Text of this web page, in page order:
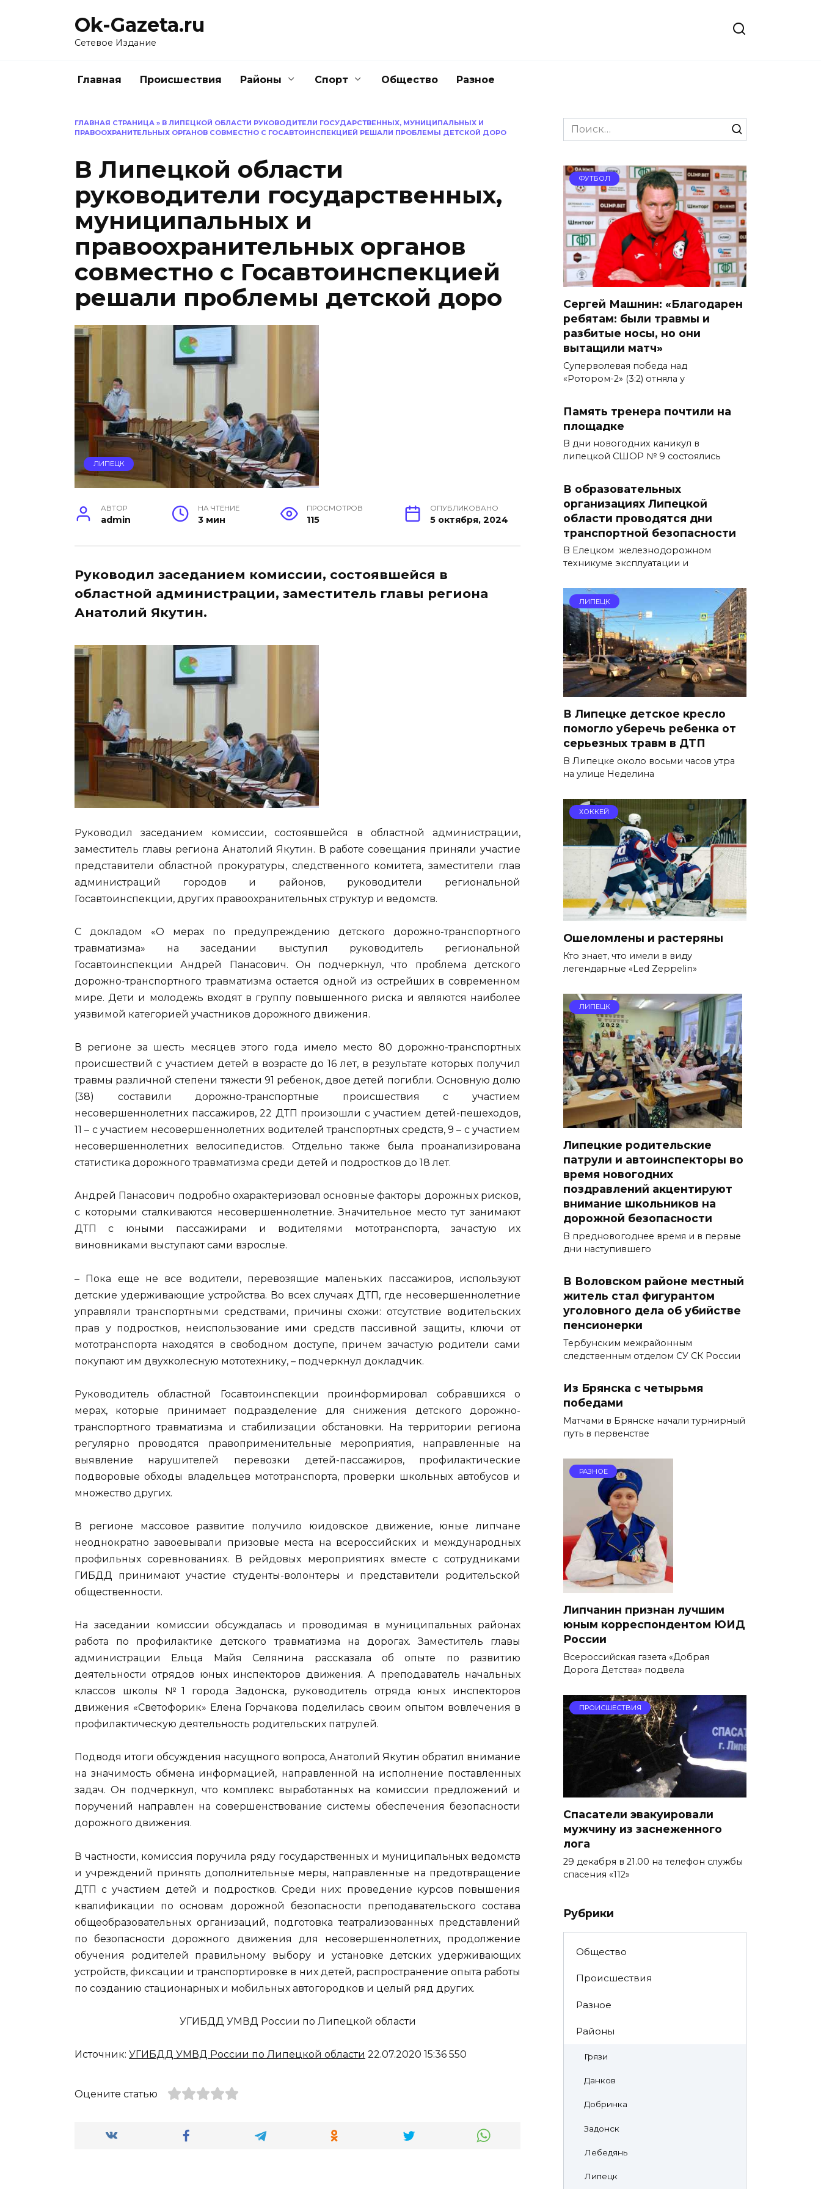
Ok-Gazeta.ru
Сетевое Издание
Главная Происшествия Районы Спорт Общество Разное
ГЛАВНАЯ СТРАНИЦА » В ЛИПЕЦКОЙ ОБЛАСТИ РУКОВОДИТЕЛИ ГОСУДАРСТВЕННЫХ, МУНИЦИПАЛЬНЫХ И
ПРАВООХРАНИТЕЛЬНЫХ ОРГАНОВ СОВМЕСТНО С ГОСАВТОИНСПЕКЦИЕЙ РЕШАЛИ ПРОБЛЕМЫ ДЕТСКОЙ ДОРО
В Липецкой области
руководители государственных,
муниципальных и
правоохранительных органов
совместно с Госавтоинспекцией
решали проблемы детской доро
ЛИПЕЦК
АВТОР
admin
НА ЧТЕНИЕ
3 мин
ПРОСМОТРОВ
115
ОПУБЛИКОВАНО
5 октября, 2024
Руководил заседанием комиссии, состоявшейся в
областной администрации, заместитель главы региона
Анатолий Якутин.
Руководил заседанием комиссии, состоявшейся в областной администрации,
заместитель главы региона Анатолий Якутин. В работе совещания приняли участие
представители областной прокуратуры, следственного комитета, заместители глав
администраций городов и районов, руководители региональной
Госавтоинспекции, других правоохранительных структур и ведомств.
С докладом «О мерах по предупреждению детского дорожно-транспортного
травматизма» на заседании выступил руководитель региональной
Госавтоинспекции Андрей Панасович. Он подчеркнул, что проблема детского
дорожно-транспортного травматизма остается одной из острейших в современном
мире. Дети и молодежь входят в группу повышенного риска и являются наиболее
уязвимой категорией участников дорожного движения.
В регионе за шесть месяцев этого года имело место 80 дорожно-транспортных
происшествий с участием детей в возрасте до 16 лет, в результате которых получил
травмы различной степени тяжести 91 ребенок, двое детей погибли. Основную долю
(38) составили дорожно-транспортные происшествия с участием
несовершеннолетних пассажиров, 22 ДТП произошли с участием детей-пешеходов,
11 – с участием несовершеннолетних водителей транспортных средств, 9 – с участием
несовершеннолетних велосипедистов. Отдельно также была проанализирована
статистика дорожного травматизма среди детей и подростков до 18 лет.
Андрей Панасович подробно охарактеризовал основные факторы дорожных рисков,
с которыми сталкиваются несовершеннолетние. Значительное место тут занимают
ДТП с юными пассажирами и водителями мототранспорта, зачастую их
виновниками выступают сами взрослые.
– Пока еще не все водители, перевозящие маленьких пассажиров, используют
детские удерживающие устройства. Во всех случаях ДТП, где несовершеннолетние
управляли транспортными средствами, причины схожи: отсутствие водительских
прав у подростков, неиспользование ими средств пассивной защиты, ключи от
мототранспорта находятся в свободном доступе, причем зачастую родители сами
покупают им двухколесную мототехнику, – подчеркнул докладчик.
Руководитель областной Госавтоинспекции проинформировал собравшихся о
мерах, которые принимает подразделение для снижения детского дорожно-
транспортного травматизма и стабилизации обстановки. На территории региона
регулярно проводятся правоприменительные мероприятия, направленные на
выявление нарушителей перевозки детей-пассажиров, профилактические
подворовые обходы владельцев мототранспорта, проверки школьных автобусов и
множество других.
В регионе массовое развитие получило юидовское движение, юные липчане
неоднократно завоевывали призовые места на всероссийских и международных
профильных соревнованиях. В рейдовых мероприятиях вместе с сотрудниками
ГИБДД принимают участие студенты-волонтеры и представители родительской
общественности.
На заседании комиссии обсуждалась и проводимая в муниципальных районах
работа по профилактике детского травматизма на дорогах. Заместитель главы
администрации Ельца Майя Селянина рассказала об опыте по развитию
деятельности отрядов юных инспекторов движения. А преподаватель начальных
классов школы №1 города Задонска, руководитель отряда юных инспекторов
движения «Светофорик» Елена Горчакова поделилась своим опытом вовлечения в
профилактическую деятельность родительских патрулей.
Подводя итоги обсуждения насущного вопроса, Анатолий Якутин обратил внимание
на значимость обмена информацией, направленной на исполнение поставленных
задач. Он подчеркнул, что комплекс выработанных на комиссии предложений и
поручений направлен на совершенствование системы обеспечения безопасности
дорожного движения.
В частности, комиссия поручила ряду государственных и муниципальных ведомств
и учреждений принять дополнительные меры, направленные на предотвращение
ДТП с участием детей и подростков. Среди них: проведение курсов повышения
квалификации по основам дорожной безопасности преподавательского состава
общеобразовательных организаций, подготовка театрализованных представлений
по безопасности дорожного движения для несовершеннолетних, продолжение
обучения родителей правильному выбору и установке детских удерживающих
устройств, фиксации и транспортировке в них детей, распространение опыта работы
по созданию стационарных и мобильных автогородков и целый ряд других.
УГИБДД УМВД России по Липецкой области
Источник: УГИБДД УМВД России по Липецкой области 22.07.2020 15:36 550
Оцените статью
Search
for:
ФУТБОЛ
Сергей Машнин: «Благодарен
ребятам: были травмы и
разбитые носы, но они
вытащили матч»
Суперволевая победа над
«Ротором-2» (3:2) отняла у
Память тренера почтили на
площадке
В дни новогодних каникул в
липецкой СШОР № 9 состоялись
В образовательных
организациях Липецкой
области проводятся дни
транспортной безопасности
В Елецком железнодорожном
техникуме эксплуатации и
ЛИПЕЦК
В Липецке детское кресло
помогло уберечь ребенка от
серьезных травм в ДТП
В Липецке около восьми часов утра
на улице Неделина
ХОККЕЙ
Ошеломлены и растеряны
Кто знает, что имели в виду
легендарные «Led Zeppelin»
ЛИПЕЦК
Липецкие родительские
патрули и автоинспекторы во
время новогодних
поздравлений акцентируют
внимание школьников на
дорожной безопасности
В предновогоднее время и в первые
дни наступившего
В Воловском районе местный
житель стал фигурантом
уголовного дела об убийстве
пенсионерки
Тербунским межрайонным
следственным отделом СУ СК России
Из Брянска с четырьмя
победами
Матчами в Брянске начали турнирный
путь в первенстве
РАЗНОЕ
Липчанин признан лучшим
юным корреспондентом ЮИД
России
Всероссийская газета «Добрая
Дорога Детства» подвела
ПРОИСШЕСТВИЯ
Спасатели эвакуировали
мужчину из заснеженного
лога
29 декабря в 21.00 на телефон службы
спасения «112»
Рубрики
Общество
Происшествия
Разное
Районы
Грязи
Данков
Добринка
Задонск
Лебедянь
Липецк